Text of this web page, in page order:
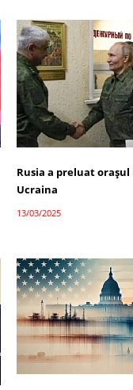
Rusia a preluat orașul
Ucraina
13/03/2025